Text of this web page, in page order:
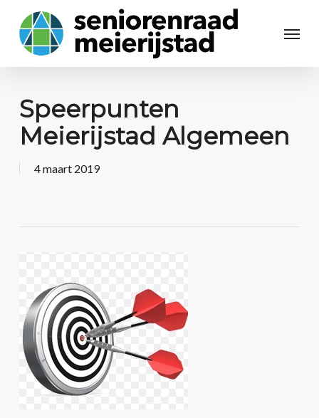
Speerpunten
Meierijstad Algemeen
4 maart 2019